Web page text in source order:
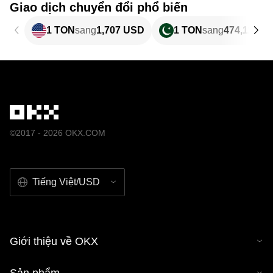
Giao dịch chuyển đổi phổ biến
1 TONsang1,707 USD 1 TONsang474,11
©2017 - 2026 OKX.COM
Tiếng Việt/USD
Giới thiệu về OKX